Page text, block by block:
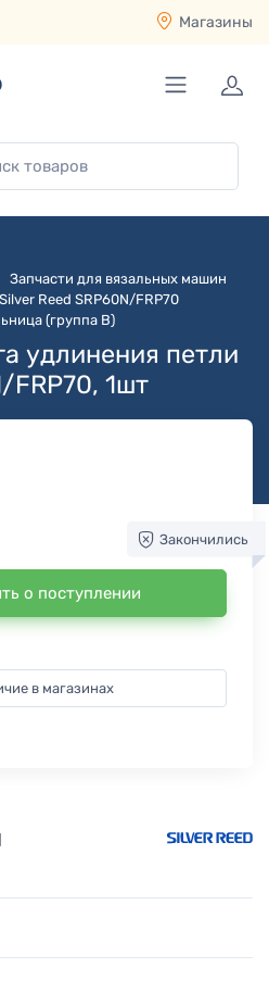
Магазины
Запчасти для вязальных машин
Reed SRP60N/FRP70
(группа B)
удлинения петли
FRP70, 1шт
Закончились
о поступлении
в магазинах